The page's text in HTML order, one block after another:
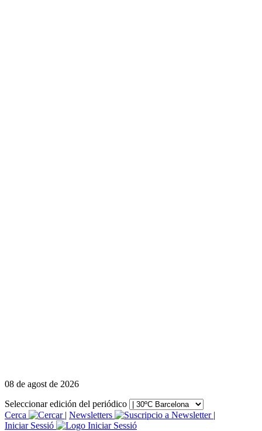
08 de agost de 2026
Seleccionar edición del periódico
Cerca
| Newsletters
|
Iniciar Sessió